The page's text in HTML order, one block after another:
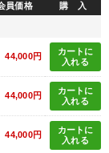
員価格 購 入
44,000円
カートに
入れる
44,000円
カートに
入れる
44,000円
カートに
入れる